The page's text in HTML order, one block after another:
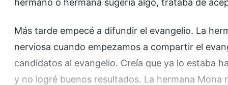
hermano o hermana sugería algo, trataba de
Más tarde empecé a difundir el evangelio. La
nerviosa cuando empezamos a compartir el
candidatos al evangelio. Creía que ya lo estaba
y no logré buenos resultados. La hermana